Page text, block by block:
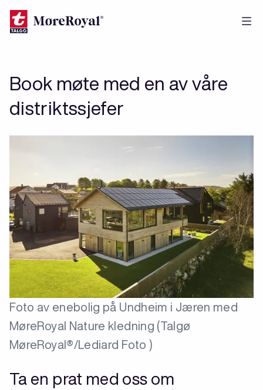
Hopp
Book møte med en av våre
distriktssjefer
Foto av enebolig på Undheim i Jæren med
MøreRoyal Nature kledning (Talgø
MøreRoyal®/Lediard Foto )
Ta en prat med oss om